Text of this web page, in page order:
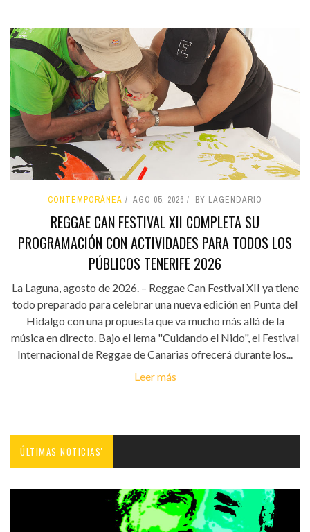
CONTEMPORÁNEA AGO 05, 2026 BY LAGENDARIO
REGGAE CAN FESTIVAL XII COMPLETA SU
PROGRAMACIÓN CON ACTIVIDADES PARA TODOS LOS
PÚBLICOS TENERIFE 2026
La Laguna, agosto de 2026. – Reggae Can Festival XII ya tiene
todo preparado para celebrar una nueva edición en Punta del
Hidalgo con una propuesta que va mucho más allá de la
música en directo. Bajo el lema "Cuidando el Nido", el Festival
Internacional de Reggae de Canarias ofrecerá durante los...
Leer más
ÚLTIMAS NOTICIAS'